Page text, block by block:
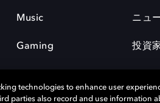
Music
Gaming
ニュ
投資
technologies to enhance user
parties also record and use information